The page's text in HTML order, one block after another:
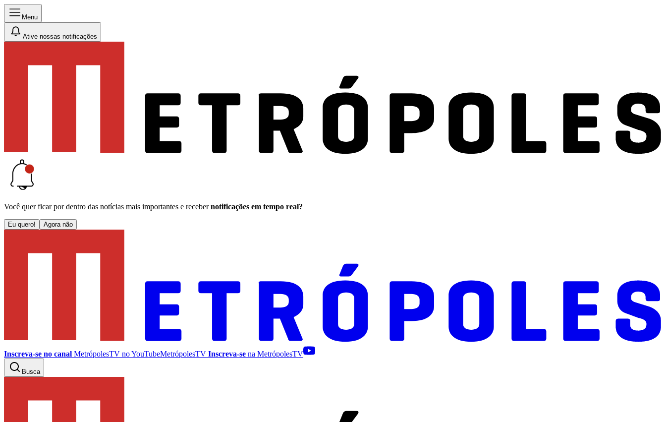
Menu
Ative nossas notificações
Você quer ficar por dentro das notícias mais importantes e receber notificações em tempo real?
Eu quero! Agora não
Inscreva-se no canal MetrópolesTV noYouTubeMetrópolesTV Inscreva-se na MetrópolesTV
Busca